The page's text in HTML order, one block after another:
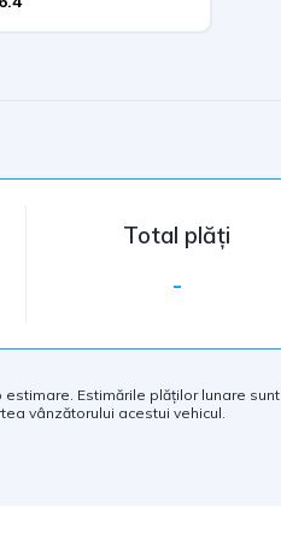
Total plăți
-
Estimările plăților lunare sunt
vânzătorului acestui vehicul.